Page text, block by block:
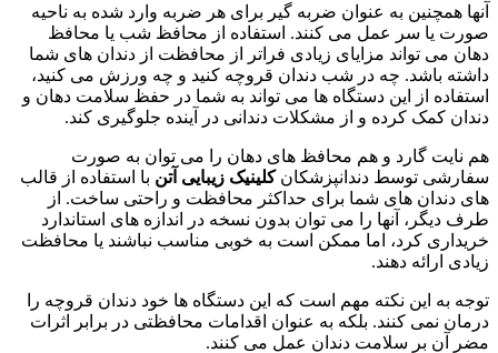
آنها همچنین به عنوان ضربه گیر برای هر ضربه وارد شده به ناحیه
صورت یا سر عمل می کنند. استفاده از محافظ شب یا محافظ
دهان می تواند مزایای زیادی فراتر از محافظت از دندان های شما
داشته باشد. چه در شب دندان قروچه کنید و چه ورزش می کنید،
استفاده از این دستگاه ها می تواند به شما در حفظ سلامت دهان و
دندان کمک کرده و از مشکلات دندانی در آینده جلوگیری کند.
هم نایت گارد و هم محافظ های دهان را می توان به صورت
سفارشی توسط دندانپزشکانکلینیک زیبایی آتن با استفاده از قالب
های دندان های شما برای حداکثر محافظت و راحتی ساخت. از
طرف دیگر، آنها را می توان بدون نسخه در اندازه های استاندارد
خریداری کرد، اما ممکن است به خوبی مناسب نباشند یا محافظت
زیادی ارائه دهند.
توجه به این نکته مهم است که این دستگاه ها خود دندان قروچه را
درمان نمی کنند. بلکه به عنوان اقدامات محافظتی در برابر اثرات
مضر آن بر سلامت دندان عمل می کنند.